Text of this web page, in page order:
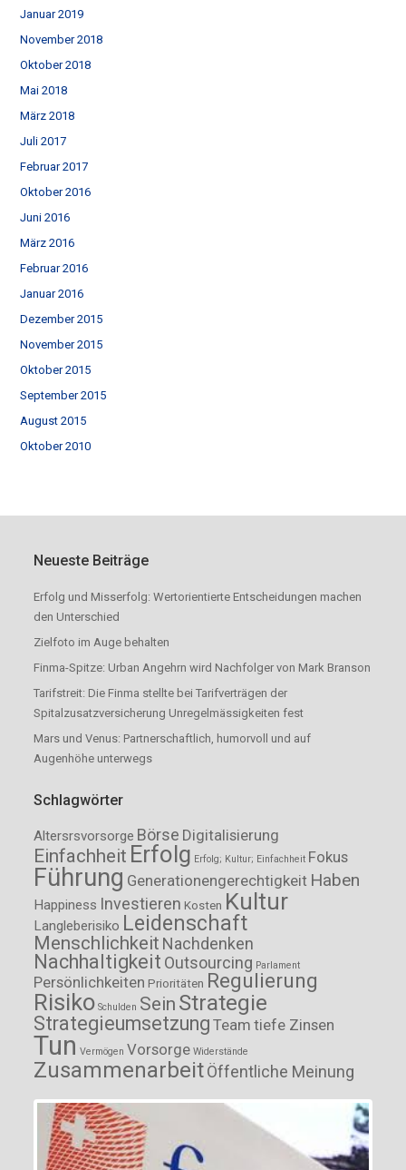
Januar 2019
November 2018
Oktober 2018
Mai 2018
März 2018
Juli 2017
Februar 2017
Oktober 2016
Juni 2016
März 2016
Februar 2016
Januar 2016
Dezember 2015
November 2015
Oktober 2015
September 2015
August 2015
Oktober 2010
Neueste Beiträge
Erfolg und Misserfolg: Wertorientierte Entscheidungen machen
den Unterschied
Zielfoto im Auge behalten
Finma-Spitze: Urban Angehrn wird Nachfolger von Mark Branson
Tarifstreit: Die Finma stellte bei Tarifverträgen der
Spitalzusatzversicherung Unregelmässigkeiten fest
Mars und Venus: Partnerschaftlich, humorvoll und auf
Augenhöhe unterwegs
Schlagwörter
Altersrsvorsorge Börse Digitalisierung
Einfachheit Erfolg Erfolg; Kultur; Einfachheit Fokus
Führung Generationengerechtigkeit Haben
Happiness Investieren Kosten Kultur
Langleberisiko Leidenschaft
Menschlichkeit Nachdenken
Nachhaltigkeit Outsourcing Parlament
Persönlichkeiten Prioritäten Regulierung
Risiko Schulden Sein Strategie
Strategieumsetzung Team tiefe Zinsen
Tun Vermögen Vorsorge Widerstände
ZusammenarbeitÖffentliche Meinung